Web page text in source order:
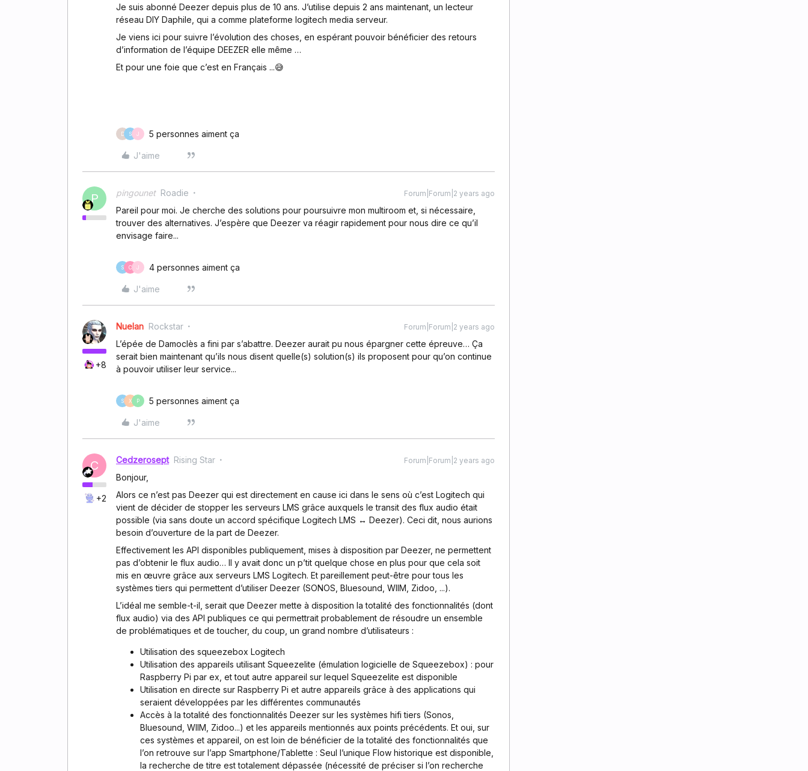
Je suis abonné Deezer depuis plus de 10 ans. J’utilise depuis 2 ans maintenant, un lecteur
réseau DIY Daphile, qui a comme plateforme logitech media serveur.
Je viens ici pour suivre l’évolution des choses, en espérant pouvoir bénéficier des retours
d’information de l’équipe DEEZER elle même …
Et pour une foie que c’est en Français ...😅
D S J 5 personnes aiment ça
J'aime
P pingounet Roadie Forum|Forum|2 years ago
Pareil pour moi. Je cherche des solutions pour poursuivre mon multiroom et, si nécessaire,
trouver des alternatives. J’espère que Deezer va réagir rapidement pour nous dire ce qu’il
envisage faire...
S C J 4 personnes aiment ça
J'aime
+8
Nuelan Rockstar Forum|Forum|2 years ago
L’épée de Damoclès a fini par s’abattre. Deezer aurait pu nous épargner cette épreuve… Ça
serait bien maintenant qu’ils nous disent quelle(s) solution(s) ils proposent pour qu’on continue
à pouvoir utiliser leur service...
S X P 5 personnes aiment ça
J'aime
C
+2
Cedzerosept Rising Star Forum|Forum|2 years ago
Bonjour,
Alors ce n’est pas Deezer qui est directement en cause ici dans le sens où c’est Logitech qui
vient de décider de stopper les serveurs LMS grâce auxquels le transit des flux audio était
possible (via sans doute un accord spécifique Logitech LMS ↔ Deezer). Ceci dit, nous aurions
besoin d’ouverture de la part de Deezer.
Effectivement les API disponibles publiquement, mises à disposition par Deezer, ne permettent
pas d’obtenir le flux audio… Il y avait donc un p’tit quelque chose en plus pour que cela soit
mis en œuvre grâce aux serveurs LMS Logitech. Et pareillement peut-être pour tous les
systèmes tiers qui permettent d’utiliser Deezer (SONOS, Bluesound, WIIM, Zidoo, ...).
L’idéal me semble-t-il, serait que Deezer mette à disposition la totalité des fonctionnalités (dont
flux audio) via des API publiques ce qui permettrait probablement de résoudre un ensemble
de problématiques et de toucher, du coup, un grand nombre d’utilisateurs :
Utilisation des squeezebox Logitech
Utilisation des appareils utilisant Squeezelite (émulation logicielle de Squeezebox) : pour
Raspberry Pi par ex, et tout autre appareil sur lequel Squeezelite est disponible
Utilisation en directe sur Raspberry Pi et autre appareils grâce à des applications qui
seraient développées par les différentes communautés
Accès à la totalité des fonctionnalités Deezer sur les systèmes hifi tiers (Sonos,
Bluesound, WIIM, Zidoo...) et les appareils mentionnés aux points précédents. Et oui, sur
ces systèmes et appareil, on est loin de bénéficier de la totalité des fonctionnalités que
l’on retrouve sur l’app Smartphone/Tablette : Seul l’unique Flow historique est disponible,
la recherche de titre est totalement dépassée (nécessité de préciser si l’on recherche